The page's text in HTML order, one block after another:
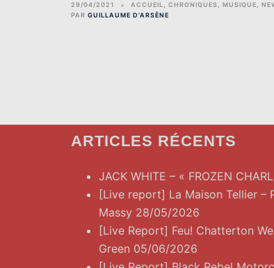
29/04/2021 ACCUEIL CHRONIQUES MUSIQUE
PAR GUILLAUME D’ARSÈNE
ARTICLES RÉCENTS
JACK WHITE – « FROZEN
[Live report] La Maison Tellier –
Massy 28/05/2026
[Live Report] Feu! Chatterton
Green 05/06/2026